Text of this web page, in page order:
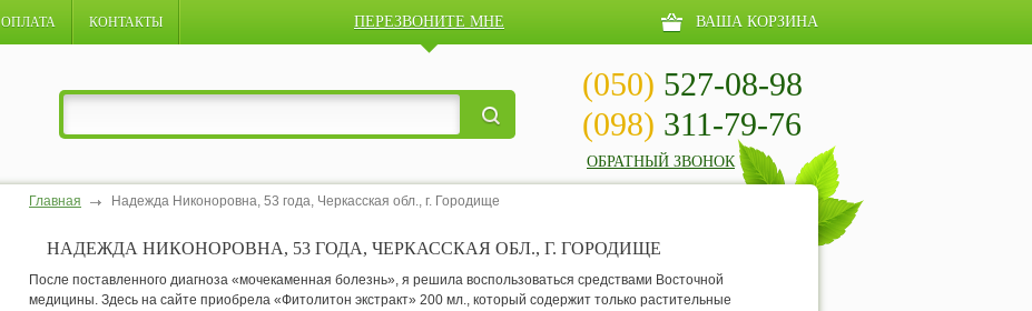
ОПЛАТА КОНТАКТЫ ПЕРЕЗВОНИТЕ МНЕ ВАША КОРЗИНА
(050) 527-08-98
(098) 311-79-76
ОБРАТНЫЙ ЗВОНОК
Главная Надежда Никоноровна, 53 года, Черкасская обл., г. Городище
НАДЕЖДА НИКОНОРОВНА, 53 ГОДА, ЧЕРКАССКАЯ ОБЛ., Г. ГОРОДИЩЕ
После поставленного диагноза «мочекаменная болезнь», я решила воспользоваться средствами Восточной
медицины. Здесь на сайте приобрела «Фитолитон экстракт» 200 мл., который содержит только растительные